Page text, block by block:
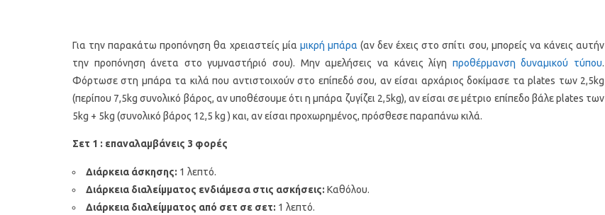
Για την παρακάτω προπόνηση θα χρειαστείς μία μικρή μπάρα (αν δεν έχεις στο σπίτι σου, μπορείς να κάνεις αυτήν
την προπόνηση άνετα στο γυμναστήριό σου). Μην αμελήσεις να κάνεις λίγη προθέρμανση δυναμικού τύπου.
Φόρτωσε στη μπάρα τα κιλά που αντιστοιχούν στο επίπεδό σου, αν είσαι αρχάριος δοκίμασε τα plates των 2,5kg
(περίπου 7,5kg συνολικό βάρος, αν υποθέσουμε ότι η μπάρα ζυγίζει 2,5kg), αν είσαι σε μέτριο επίπεδο βάλε plates των
5kg + 5kg (συνολικό βάρος 12,5 kg ) και, αν είσαι προχωρημένος, πρόσθεσε παραπάνω κιλά.
Σετ 1 : επαναλαμβάνεις 3 φορές
Διάρκεια άσκησης: 1 λεπτό.
Διάρκεια διαλείμματος ενδιάμεσα στις ασκήσεις: Καθόλου.
Διάρκεια διαλείμματος από σετ σε σετ: 1 λεπτό.